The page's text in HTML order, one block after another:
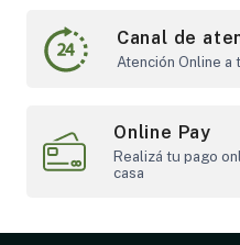
Canal de
Atención Online a
Online Pay
Realizá tu pago
casa